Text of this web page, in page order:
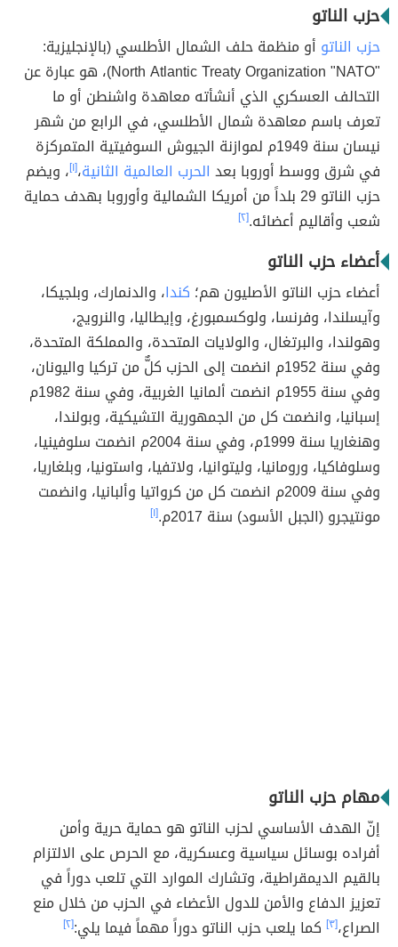
حزب الناتو
حزب الناتو أو منظمة حلف الشمال الأطلسي (بالإنجليزية:
"North Atlantic Treaty Organization "NATO)، هو عبارة عن
التحالف العسكري الذي أنشأته معاهدة واشنطن أو ما
تعرف باسم معاهدة شمال الأطلسي، في الرابع من شهر
نيسان سنة 1949م لموازنة الجيوش السوفيتية المتمركزة
في شرق ووسط أوروبا بعد الحرب العالمية الثانية،[١] ، ويضم
حزب الناتو 29 بلداً من أمريكا الشمالية وأوروبا بهدف حماية
شعب وأقاليم أعضائه.[٢]
أعضاء حزب الناتو
أعضاء حزب الناتو الأصليون هم؛ كندا، والدنمارك، وبلجيكا،
وآيسلندا، وفرنسا، ولوكسمبورغ، وإيطاليا، والنرويج،
وهولندا، والبرتغال، والولايات المتحدة، والمملكة المتحدة،
وفي سنة 1952م انضمت إلى الحزب كلٌّ من تركيا واليونان،
وفي سنة 1955م انضمت ألمانيا الغربية، وفي سنة 1982م
إسبانيا، وانضمت كل من الجمهورية التشيكية، وبولندا،
وهنغاريا سنة 1999م، وفي سنة 2004م انضمت سلوفينيا،
وسلوفاكيا، ورومانيا، وليتوانيا، ولاتفيا، واستونيا، وبلغاريا،
وفي سنة 2009م انضمت كل من كرواتيا وألبانيا، وانضمت
مونتيجرو (الجبل الأسود) سنة 2017م.
[١]
مهام حزب الناتو
إنّ الهدف الأساسي لحزب الناتو هو حماية حرية وأمن
أفراده بوسائل سياسية وعسكرية، مع الحرص على الالتزام
بالقيم الديمقراطية، وتشارك الموارد التي تلعب دوراً في
تعزيز الدفاع والأمن للدول الأعضاء في الحزب من خلال منع
الصراع،[٣] كما يلعب حزب الناتو دوراً مهماً فيما يلي:[٢]